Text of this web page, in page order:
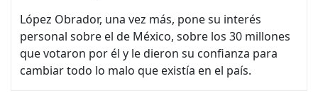
López Obrador, una vez más, pone su interés
personal sobre el de México, sobre los 30 millones
que votaron por él y le dieron su confianza para
cambiar todo lo malo que existía en el país.